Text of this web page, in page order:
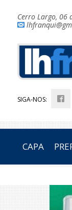
Cerro Largo, 06
SIGA-NOS:
CAPA